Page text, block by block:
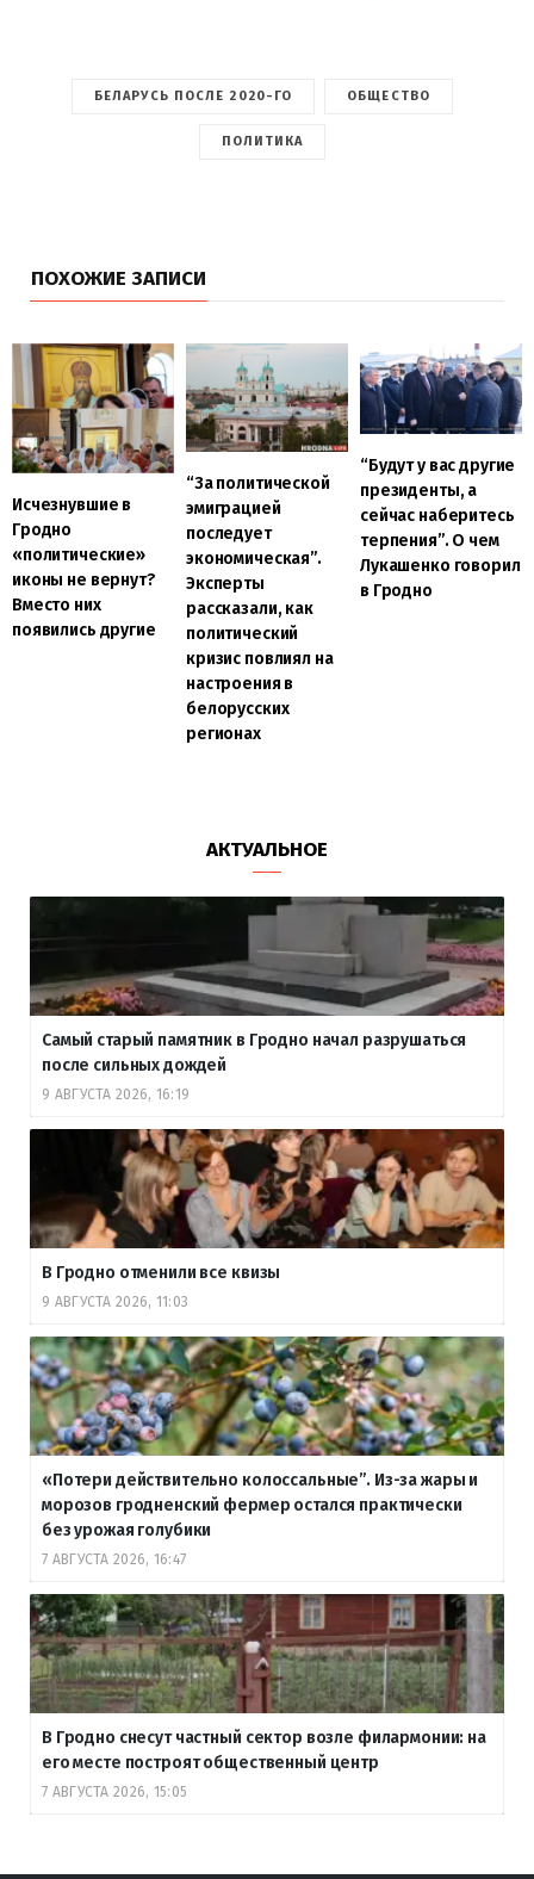
БЕЛАРУСЬ ПОСЛЕ 2020-ГО ОБЩЕСТВО
ПОЛИТИКА
ПОХОЖИЕ ЗАПИСИ
Исчезнувшие в
Гродно
«политические»
иконы не вернут?
Вместо них
появились другие
“За политической
эмиграцией
последует
экономическая”.
Эксперты
рассказали, как
политический
кризис повлиял на
настроения в
белорусских
регионах
“Будут у вас другие
президенты, а
сейчас наберитесь
терпения”. О чем
Лукашенко говорил
в Гродно
АКТУАЛЬНОЕ
Самый старый памятник в Гродно начал разрушаться
после сильных дождей
9 АВГУСТА 2026, 16:19
В Гродно отменили все квизы
9 АВГУСТА 2026, 11:03
«Потери действительно колоссальные”. Из-за жары и
морозов гродненский фермер остался практически
без урожая голубики
7 АВГУСТА 2026, 16:47
В Гродно снесут частный сектор возле филармонии: на
его месте построят общественный центр
7 АВГУСТА 2026, 15:05